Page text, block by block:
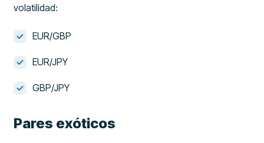
volatilidad:
EUR/GBP
EUR/JPY
GBP/JPY
Pares exóticos